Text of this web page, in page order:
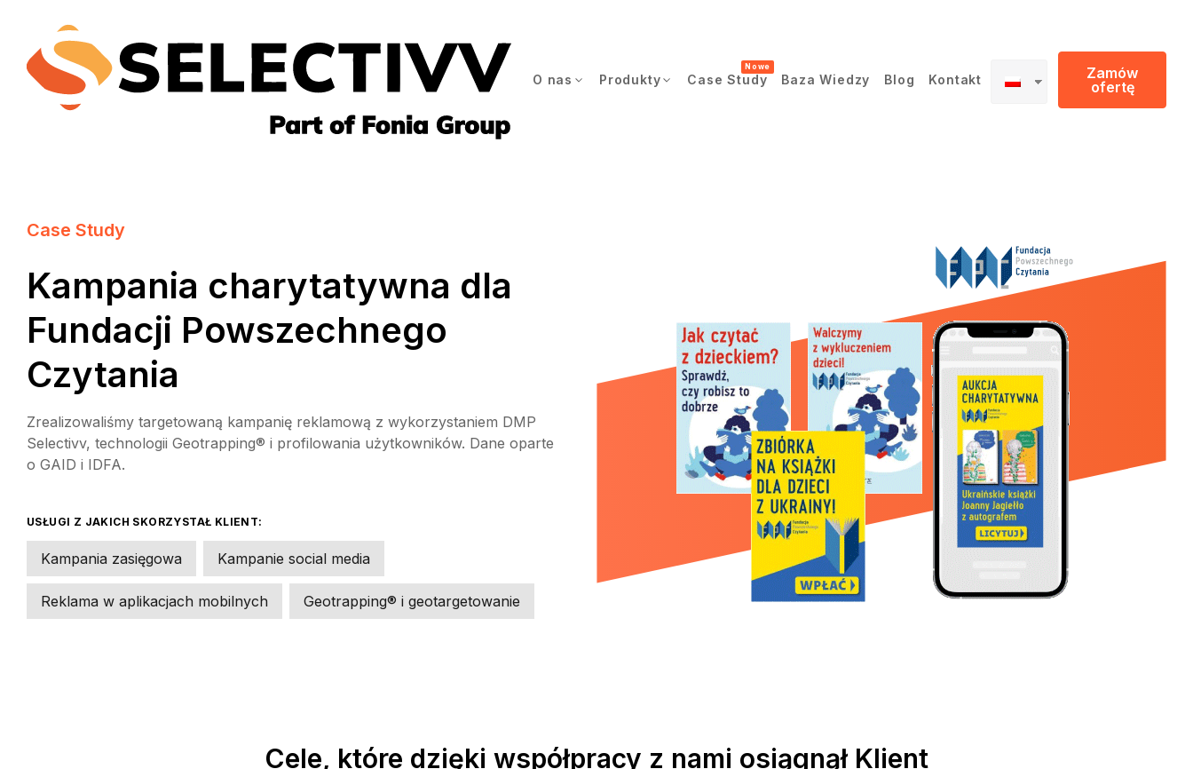
O nas Produkty Case Study
Nowe
Baza Wiedzy Blog Kontakt
Zamów
ofertę
Case Study
Kampania charytatywna dla
Fundacji Powszechnego
Czytania
Zrealizowaliśmy targetowaną kampanię reklamową z wykorzystaniem DMP
Selectivv, technologii Geotrapping® i profilowania użytkowników. Dane oparte
o GAID i IDFA.
USŁUGI Z JAKICH SKORZYSTAŁ KLIENT:
Kampania zasięgowa Kampanie social media
Reklama w aplikacjach mobilnych Geotrapping® i geotargetowanie
Cele, które dzięki współpracy z nami osiągnął Klient